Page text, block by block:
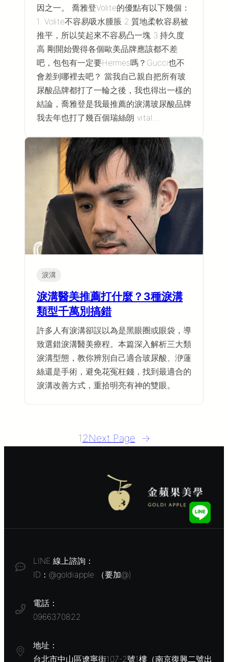
因之一。 喬雅登Volite的優點有以下幾個：
1. Volite不容易吸水腫脹 2.質地柔軟容易被
推平，所以笑起來不容易凸一塊 3.持久度
高 剛開始覺得各個歐美品牌應該都不差
吧，包包有一定要Hermes嗎？Gucci也不
會差到哪裡去吧？ 當我自己親自把所有玻
尿酸品牌都打了一輪之後，我也得出一樣的
結論，喬雅登是我最推薦的淚溝玻尿酸品牌
我去年也打了幾百個瑞絲朗 vital…
淚溝
淚溝醫美推薦打什麼？3種淚溝
類型千萬別搞錯
許多人有淚溝卻誤以為是黑眼圈或眼袋，導
致選錯淚溝醫美療程。本篇深入解析三大類
淚溝型態，教你辨別自己適合玻尿酸、洢蓮
絲還是手術，避免花冤枉錢，找到最適合的
淚溝改善方式，重拾明亮有神的雙眼。
12Next Page →
LINE 線上諮詢：
ID：@goldiapple （要加@)
電話：
0966370822
地址：
台北市中山區遼寧街107-2號1樓（南京復興二號出